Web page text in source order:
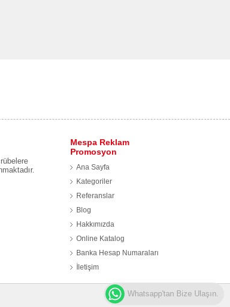
Mespa Reklam
Promosyon
Ana Sayfa
Kategoriler
Referanslar
Blog
Hakkımızda
Online Katalog
Banka Hesap Numaraları
İletişim
Web Tasarım
Whatsapp'tan Bize Ulaşın.